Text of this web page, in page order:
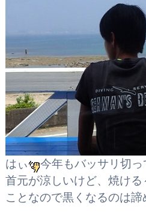
はぃ
今年もバッサリ切っ
首元が涼しいけど、焼ける
ことなので黒くなるのは諦